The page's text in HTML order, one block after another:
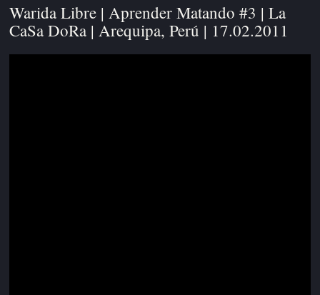
Warida Libre | Aprender Matando #3 | La
CaSa DoRa | Arequipa, Perú | 17.02.2011